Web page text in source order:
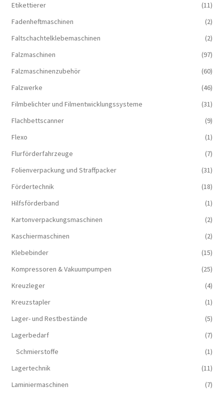
Etikettierer
(11)
Fadenheftmaschinen
(2)
Faltschachtelklebemaschinen
(2)
Falzmaschinen
(97)
Falzmaschinenzubehör
(60)
Falzwerke
(46)
Filmbelichter und Filmentwicklungssysteme
(31)
Flachbettscanner
(9)
Flexo
(1)
Flurförderfahrzeuge
(7)
Folienverpackung und Straffpacker
(31)
Fördertechnik
(18)
Hilfsförderband
(1)
Kartonverpackungsmaschinen
(2)
Kaschiermaschinen
(2)
Klebebinder
(15)
Kompressoren & Vakuum­pumpen
(25)
Kreuzleger
(4)
Kreuzstapler
(1)
Lager- und Restbestände
(5)
Lagerbedarf
(7)
Schmierstoffe
(1)
Lagertechnik
(11)
Laminiermaschinen
(7)